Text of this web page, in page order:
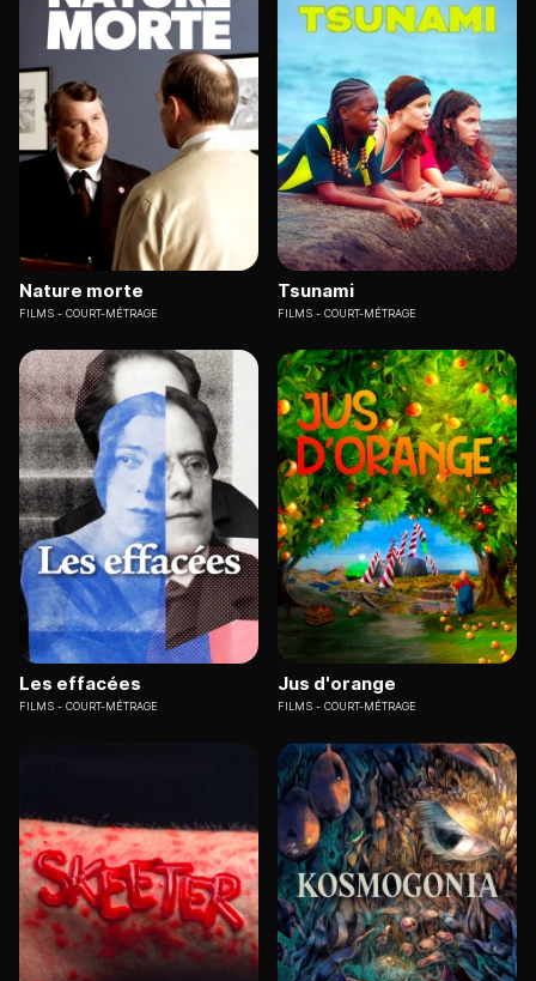
Nature morte
FILMS COURT-MÉTRAGE
Tsunami
FILMS COURT-MÉTRAGE
Les effacées
FILMS COURT-MÉTRAGE
Jus d'orange
FILMS COURT-MÉTRAGE